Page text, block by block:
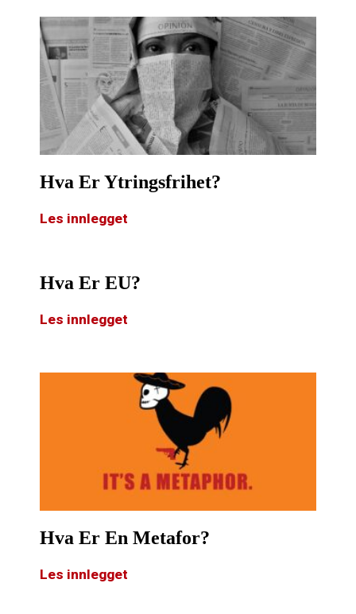
Hva Er Ytringsfrihet?
Les innlegget
Hva Er EU?
Les innlegget
Hva Er En Metafor?
Les innlegget